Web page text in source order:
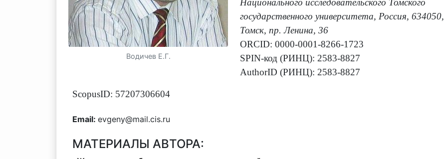
Водичев Е.Г.
Национального исследовательского Томского
государственного университета, Россия, 634050,
Томск, пр. Ленина, 36
ORCID: 0000-0001-8266-1723
SPIN-код (РИНЦ): 2583-8827
AuthorID (РИНЦ): 2583-8827
ScopusID: 57207306604
Email: evgeny@mail.cis.ru
МАТЕРИАЛЫ АВТОРА: